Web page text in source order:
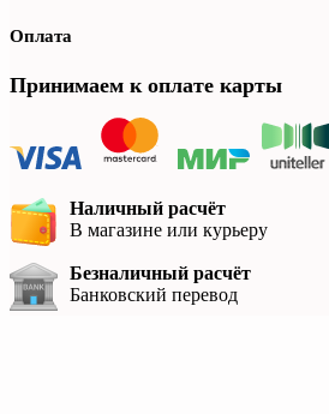
Оплата
Принимаем к оплате карты
Наличный расчёт
В магазине или курьеру
Безналичный расчёт
Банковский перевод